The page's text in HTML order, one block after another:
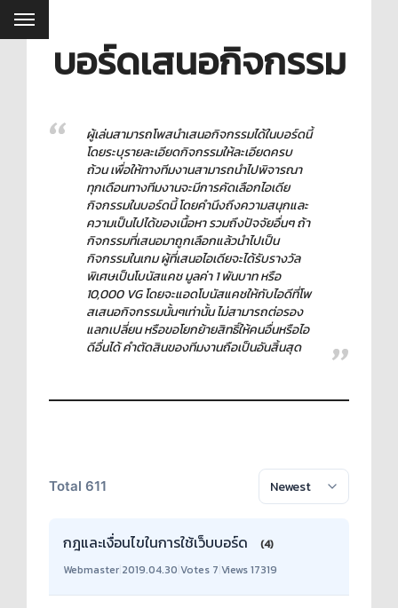
บอร์ดเสนอกิจกรรม
ผู้เล่นสามารถโพสนำเสนอกิจกรรมได้ในบอร์ดนี้
โดยระบุรายละเอียดกิจกรรมให้ละเอียดครบ
ถ้วน เพื่อให้ทางทีมงานสามารถนำไปพิจารณา
ทุกเดือนทางทีมงานจะมีการคัดเลือกไอเดีย
กิจกรรมในบอร์ดนี้ โดยคำนึงถึงความสนุกและ
ความเป็นไปได้ของเนื้อหา รวมถึงปัจจัยอื่นๆ ถ้า
กิจกรรมที่เสนอมาถูกเลือกแล้วนำไปเป็น
กิจกรรมในเกม ผู้ที่เสนอไอเดียจะได้รับรางวัล
พิเศษเป็นโบนัสแคช มูลค่า 1 พันบาท หรือ
10,000 VG โดยจะแอดโบนัสแคชให้กับไอดีที่โพ
สเสนอกิจกรรมนั้นๆเท่านั้น ไม่สามารถต่อรอง
แลกเปลี่ยน หรือขอโยกย้ายสิทธิ์ให้คนอื่นหรือไอ
ดีอื่นได้ คำตัดสินของทีมงานถือเป็นอันสิ้นสุด
Total 611
กฎและเงื่อนไขในการใช้เว็บบอร์ด
(4)
Webmaster 2019.04.30 Votes 7 Views 17319